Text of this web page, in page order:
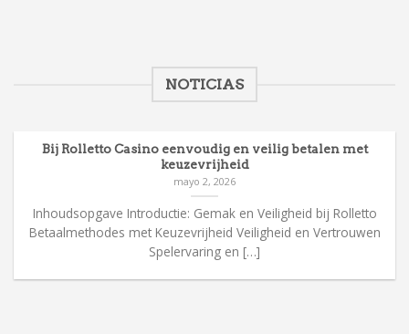
NOTICIAS
Bij Rolletto Casino eenvoudig en veilig betalen met
keuzevrijheid
mayo 2, 2026
Inhoudsopgave Introductie: Gemak en Veiligheid bij Rolletto
Betaalmethodes met Keuzevrijheid Veiligheid en Vertrouwen
Spelervaring en […]